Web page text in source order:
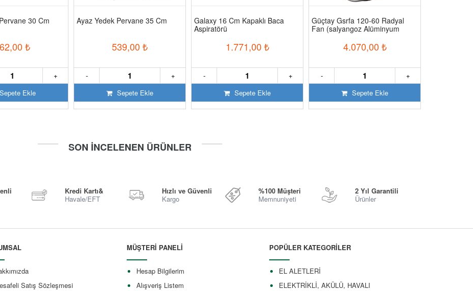
30 Cm
₺
+
Sepete Ekle
Ayaz Yedek Pervane 35 Cm
539,00 ₺
+
-
Sepete Ekle
Galaxy 16 Cm Kapaklı Baca
Aspiratörü
1.771,00 ₺
+
-
Sepete Ekle
Güçtay Gsrfa 120-60 Radyal
Fan (salyangoz Alüminyum
4.070,00 ₺
+
-
Sepete Ekle
SON İNCELENEN ÜRÜNLER
Kredi Kartı&
Havale/EFT
Hızlı ve Güvenli
Kargo
%100 Müşteri
Memnuniyeti
2 Yıl Garantili
Ürünler
Satış Sözleşmesi
MÜŞTERİ PANELİ
Hesap Bilgilerim
Alışveriş Listem
POPÜLER KATEGORİLER
EL ALETLERİ
ELEKTRİKLİ, AKÜLÜ, HAVALI